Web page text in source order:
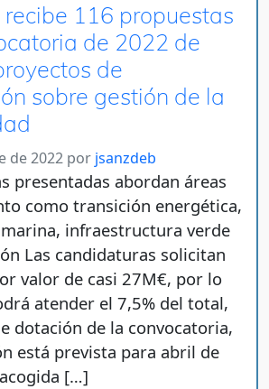
recibe 116 propuestas
de 2022 de
de
sobre gestión de la
de 2022 por jsanzdeb
presentadas abordan áreas
como transición energética,
infraestructura verde
Las candidaturas solicitan
valor de casi 27M€, por lo
atender el 7,5% del total,
dotación de la convocatoria,
está prevista para abril de
[…]